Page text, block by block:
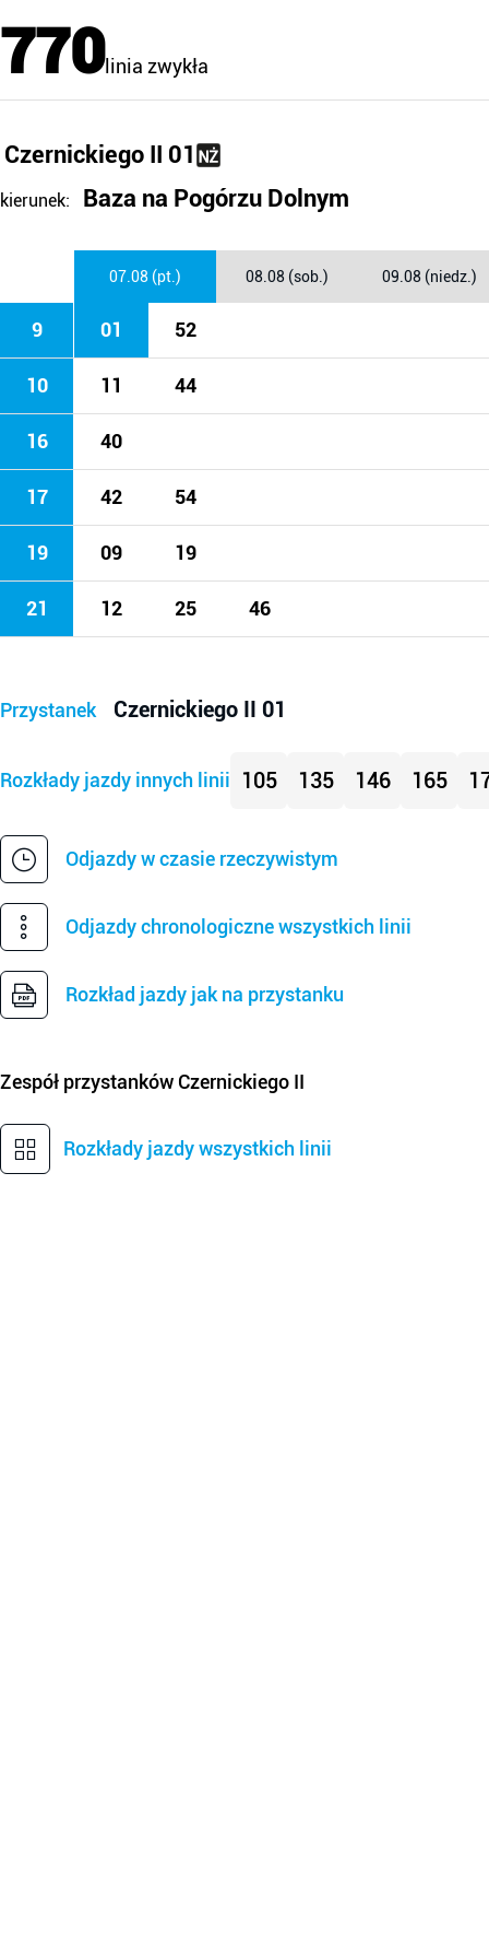
770linia zwykła
Czernickiego II 01
kierunek: Baza na Pogórzu Dolnym
07.08 (pt.) 08.08 (sob.) 09.08 (niedz.)
9 01 52
10 11 44
16 40
17 42 54
19 09 19
21 12 25 46
Przystanek Czernickiego II 01
Rozkłady jazdy innych linii 105 135 146 165
Odjazdy w czasie rzeczywistym
Odjazdy chronologiczne wszystkich linii
Rozkład jazdy jak na przystanku
Zespół przystanków Czernickiego II
Rozkłady jazdy wszystkich linii